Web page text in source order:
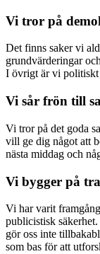
Vi tror på
Det finns saker vi
grundvärderingar
I övrigt är vi politiskt
Vi sår frön till
Vi tror på det goda
vill ge dig något att
nästa middag och
Vi bygger på
Vi har varit
publicistisk
gör oss inte
som bas för att